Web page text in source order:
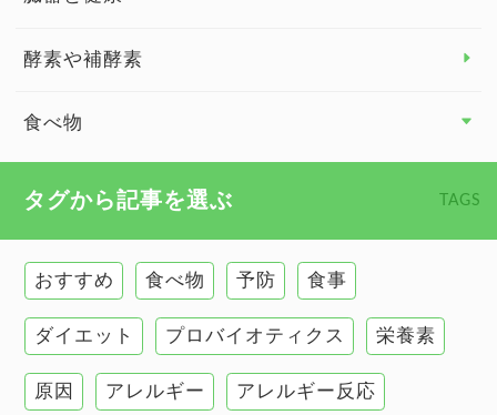
臓器と健康 トップ
慢性疲労
甲状腺
肌
肝臓の健康
酵素や補酵素
食べ物
タグから記事を選ぶ TAGS
おすすめ 食べ物 予防 食事
ダイエット プロバイオティクス 栄養素
原因 アレルギー アレルギー反応